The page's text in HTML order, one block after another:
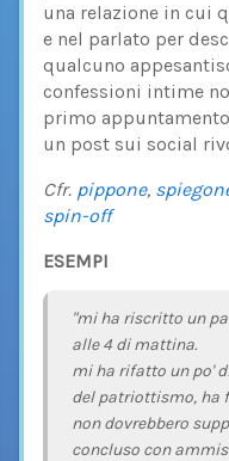
una relazione in cui
e nel parlato per
qualcuno
confessioni intime
primo
un post sui social
Cfr. pippone,
spin-off
ESEMPI
"mi ha riscritto un
alle 4 di mattina.
mi ha rifatto un po'
del patriottismo, ha
non dovrebbero
concluso con